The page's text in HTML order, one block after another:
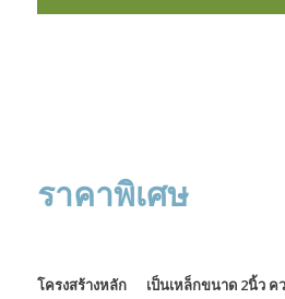
ราคาพิเศษ
โครงสร้างหลัก เป็นเหล็กขนาด 2นิ้ว ค